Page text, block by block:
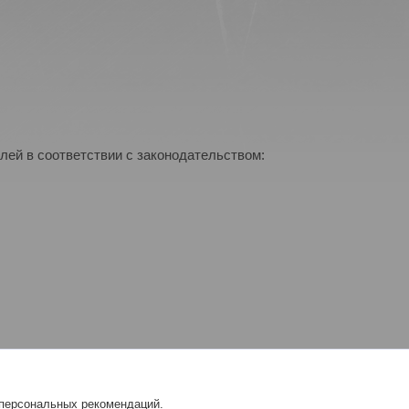
в соответствии с законодательством:
рекомендаций.